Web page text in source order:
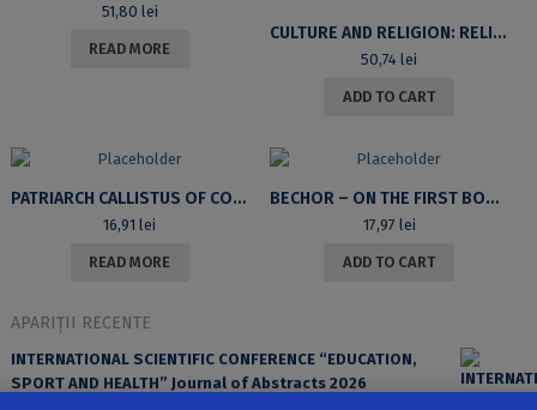
51,80 lei
READ MORE
CULTURE AND RELIGION: RELIGION STATUS AND SCHOOL EDUCATION
50,74 lei
ADD TO CART
PATRIARCH CALLISTUS OF CONSTANTINOPLE – SAINT GREGORY OF SINAI’S LIFE AND WORKS
16,91 lei
READ MORE
BECHOR – ON THE FIRST BORN IN THE HEBREW BIBLE
17,97 lei
ADD TO CART
APARIȚII RECENTE
INTERNATIONAL SCIENTIFIC CONFERENCE “EDUCATION,
SPORT AND HEALTH” Journal of Abstracts 2026